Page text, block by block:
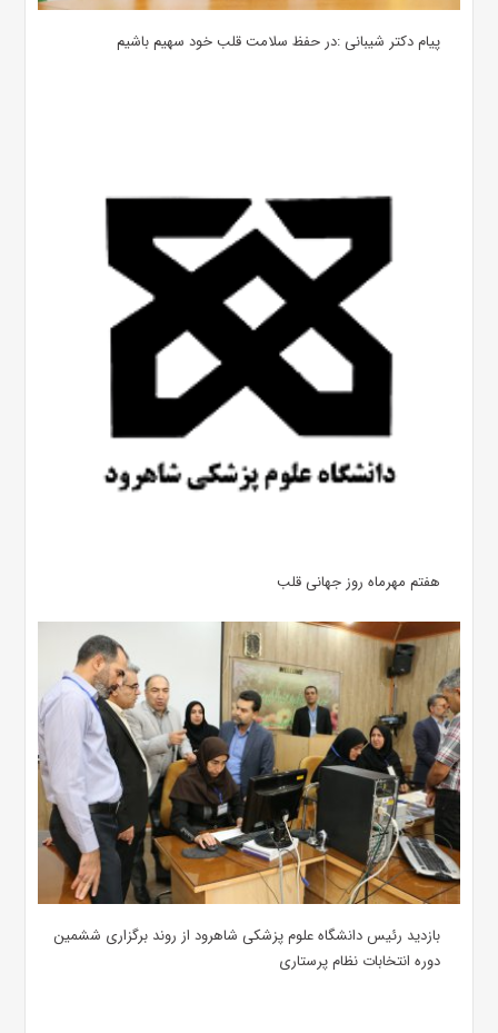
پیام دکتر شیبانی :در حفظ سلامت قلب خود سهیم باشیم
هفتم مهرماه روز جهانی قلب
بازدید رئیس دانشگاه علوم پزشکی شاهرود از روند برگزاری ششمین
دوره انتخابات نظام پرستاری